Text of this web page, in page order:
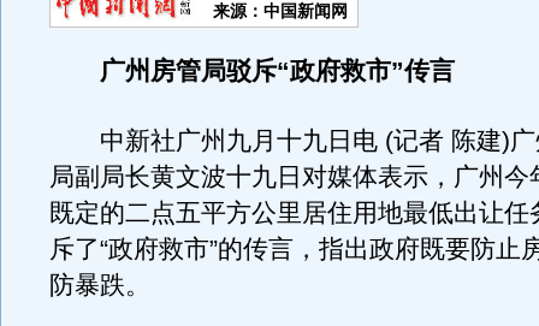
来源：中国新闻网
广州房管局驳斥“政府救市”传言
中新社广州九月十九日电 (记者 陈建)广
局副局长黄文波十九日对媒体表示，广州今
既定的二点五平方公里居住用地最低出让任
斥了“政府救市”的传言，指出政府既要防止
防暴跌。